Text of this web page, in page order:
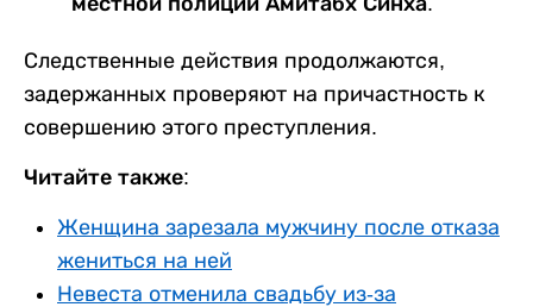
Следственные действия продолжаются,
задержанных проверяют на причастность к
совершению этого преступления.
Читайте также:
Женщина зарезала мужчину после отказа
жениться на ней
Невеста отменила свадьбу из-за